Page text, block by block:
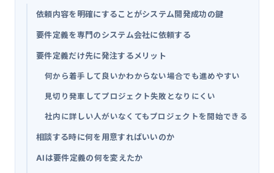
依頼内容を明確にすることがシステム開発成功の鍵
要件定義を専門のシステム会社に依頼する
要件定義だけ先に発注するメリット
何から着手して良いかわからない場合でも進めやすい
見切り発車してプロジェクト失敗となりにくい
社内に詳しい人がいなくてもプロジェクトを開始できる
相談する時に何を用意すればいいのか
AIは要件定義の何を変えたか